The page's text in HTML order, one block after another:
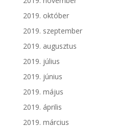
2019. október
2019. szeptember
2019. augusztus
2019. július
2019. június
2019. május
2019. április
2019. március